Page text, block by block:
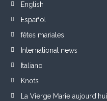
English
Español
fêtes mariales
International news
Italiano
Knots
La Vierge Marie aujourd'hui